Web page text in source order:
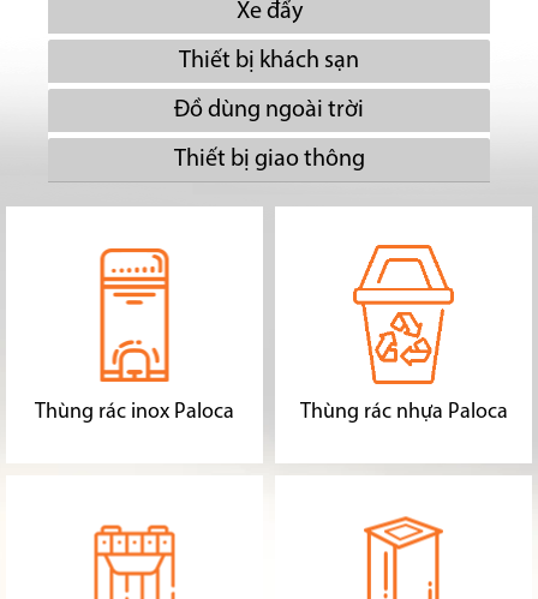
Xe đẩy
Thiết bị khách sạn
Đồ dùng ngoài trời
Thiết bị giao thông
Thùng rác inox Paloca Thùng rác nhựa Paloca